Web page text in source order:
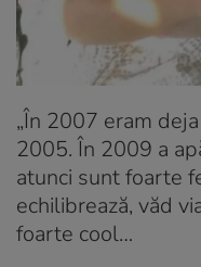
„În 2007 eram
2005. În 2009 a
atunci sunt foarte
echilibrează, văd
foarte cool…